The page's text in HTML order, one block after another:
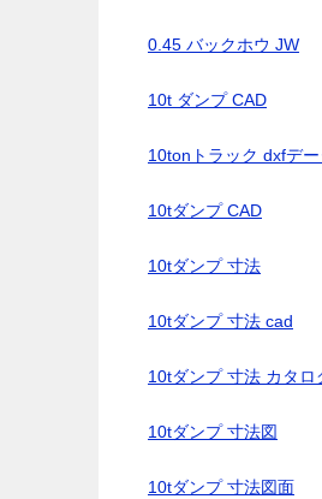
0.45 バックホウ JW
10t ダンプ CAD
10tonトラック dxfデ
10tダンプ CAD
10tダンプ 寸法
10tダンプ 寸法 cad
10tダンプ 寸法 カタロ
10tダンプ 寸法図
10tダンプ 寸法図面